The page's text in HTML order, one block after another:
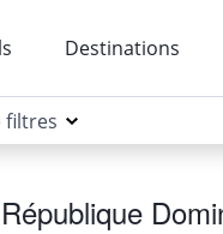
Destinations
filtres